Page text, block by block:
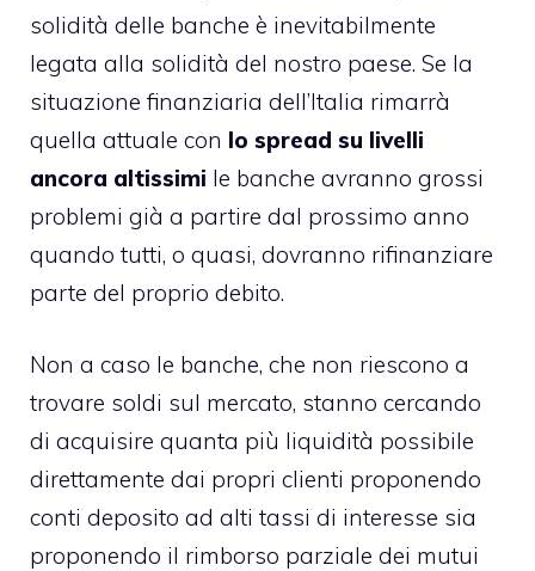
solidità delle banche è inevitabilmente
legata alla solidità del nostro paese. Se la
situazione finanziaria dell’Italia rimarrà
quella attuale con lo spread su livelli
ancora altissimi le banche avranno grossi
problemi già a partire dal prossimo anno
quando tutti, o quasi, dovranno rifinanziare
parte del proprio debito.
Non a caso le banche, che non riescono a
trovare soldi sul mercato, stanno cercando
di acquisire quanta più liquidità possibile
direttamente dai propri clienti proponendo
conti deposito ad alti tassi di interesse sia
proponendo il rimborso parziale dei mutui